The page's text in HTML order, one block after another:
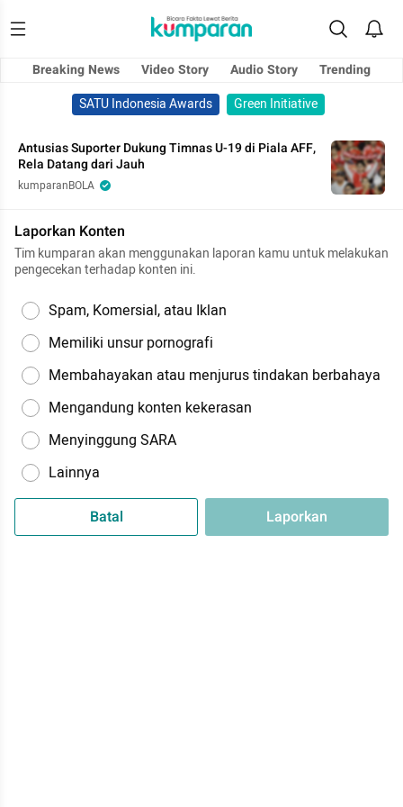
Breaking News Video Story Audio Story
Trending
SATU Indonesia Awards
Green Initiative
Antusias Suporter Dukung Timnas U-19 di Piala AFF,
Rela Datang dari Jauh
kumparanBOLA
Laporkan Konten
Tim kumparan akan menggunakan laporan kamu untuk melakukan
pengecekan terhadap konten ini.
Spam, Komersial, atau Iklan
Memiliki unsur pornografi
Membahayakan atau menjurus tindakan berbahaya
Mengandung konten kekerasan
Menyinggung SARA
Lainnya
Batal Laporkan